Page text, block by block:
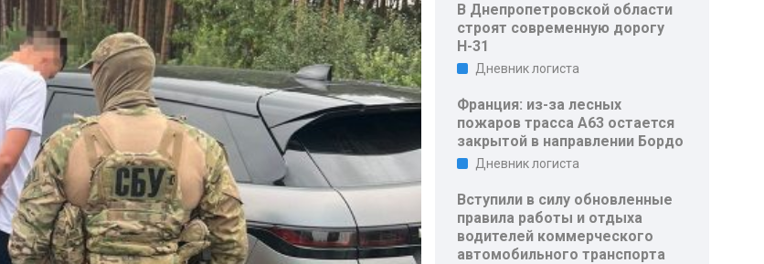
В Днепропетровской области
строят современную дорогу
Н-31
Дневник логиста
Франция: из-за лесных
пожаров трасса A63 остается
закрытой в направлении Бордо
Дневник логиста
Вступили в силу обновленные
правила работы и отдыха
водителей коммерческого
автомобильного транспорта